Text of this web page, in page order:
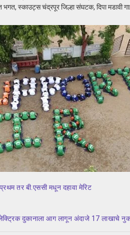
भगत, स्काउट्स चंद्रपूर जिल्हा संघटक, दिपा मडावी
तर बी.एससी मधून दहावा मेरिट
दुकानाला आग लागून अंदाजे 17 लाखाचे